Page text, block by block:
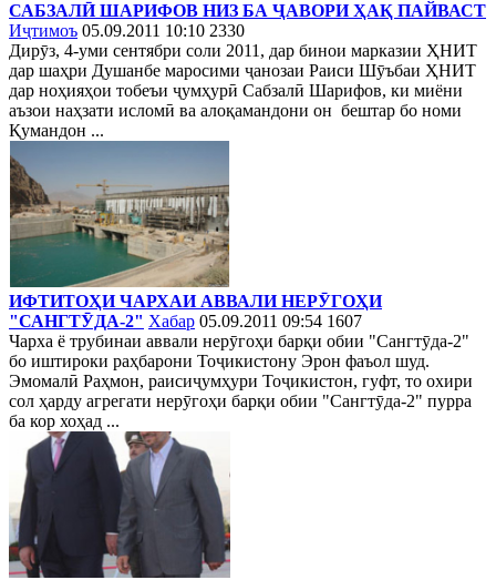
САБЗАЛӢ ШАРИФОВ НИЗ БА ҶАВОРИ ҲАҚ ПАЙВАСТ
Иҷтимоъ 05.09.2011 10:10 2330
Дирӯз, 4-уми сентябри соли 2011, дар бинои марказии ҲНИТ
дар шаҳри Душанбе маросими ҷанозаи Раиси Шӯъбаи ҲНИТ
дар ноҳияҳои тобеъи ҷумҳурӣ Сабзалӣ Шарифов, ки миёни
аъзои наҳзати исломӣ ва алоқамандони он бештар бо номи
Қумандон ...
ИФТИТОҲИ ЧАРХАИ АВВАЛИ НЕРӮГОҲИ
"САНГТӮДА-2" Хабар 05.09.2011 09:54 1607
Чарха ё трубинаи аввали нерӯгоҳи барқи обии "Сангтӯда-2"
бо иштироки раҳбарони Тоҷикистону Эрон фаъол шуд.
Эмомалӣ Раҳмон, раисиҷумҳури Тоҷикистон, гуфт, то охири
сол ҳарду агрегати нерӯгоҳи барқи обии "Сангтӯда-2" пурра
ба кор хоҳад ...